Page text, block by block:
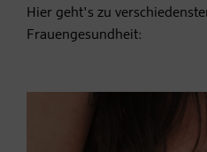
Hier geht's zu
Frauengesundheit: